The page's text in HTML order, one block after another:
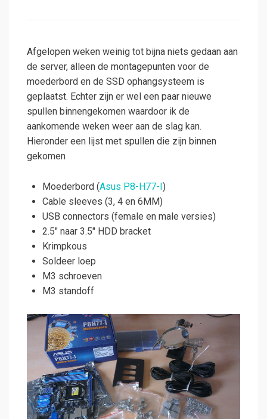
Afgelopen weken weinig tot bijna niets gedaan aan
de server, alleen de montagepunten voor de
moederbord en de SSD ophangsysteem is
geplaatst. Echter zijn er wel een paar nieuwe
spullen binnengekomen waardoor ik de
aankomende weken weer aan de slag kan.
Hieronder een lijst met spullen die zijn binnen
gekomen
Moederbord (Asus P8-H77-I )
Cable sleeves (3, 4 en 6MM)
USB connectors (female en male versies)
2.5″ naar 3.5″ HDD bracket
Krimpkous
Soldeer loep
M3 schroeven
M3 standoff